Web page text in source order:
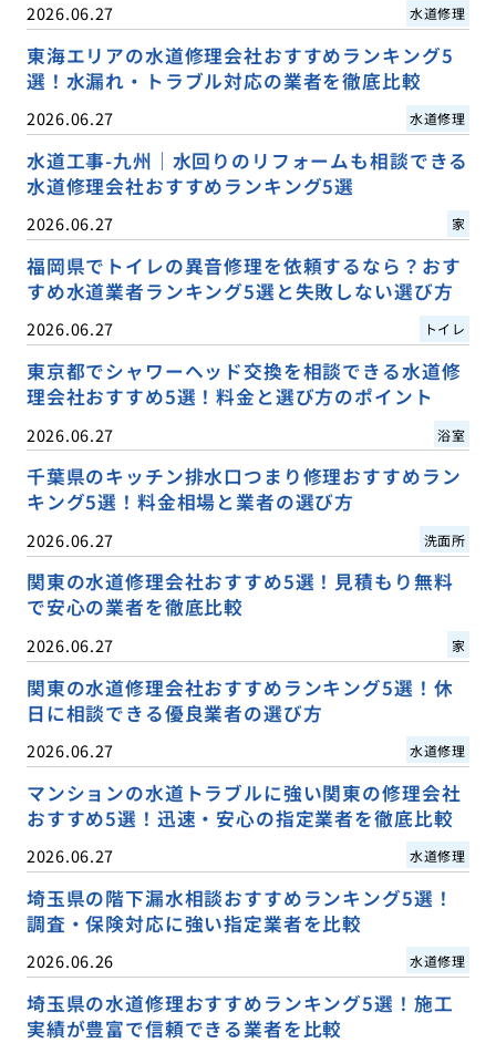
2026.06.27 水道修理
東海エリアの水道修理会社おすすめランキング5
選！水漏れ・トラブル対応の業者を徹底比較
2026.06.27 水道修理
水道工事-九州｜水回りのリフォームも相談できる
水道修理会社おすすめランキング5選
2026.06.27 家
福岡県でトイレの異音修理を依頼するなら？おす
すめ水道業者ランキング5選と失敗しない選び方
2026.06.27 トイレ
東京都でシャワーヘッド交換を相談できる水道修
理会社おすすめ5選！料金と選び方のポイント
2026.06.27 浴室
千葉県のキッチン排水口つまり修理おすすめラン
キング5選！料金相場と業者の選び方
2026.06.27 洗面所
関東の水道修理会社おすすめ5選！見積もり無料
で安心の業者を徹底比較
2026.06.27 家
関東の水道修理会社おすすめランキング5選！休
日に相談できる優良業者の選び方
2026.06.27 水道修理
マンションの水道トラブルに強い関東の修理会社
おすすめ5選！迅速・安心の指定業者を徹底比較
2026.06.27 水道修理
埼玉県の階下漏水相談おすすめランキング5選！
調査・保険対応に強い指定業者を比較
2026.06.26 水道修理
埼玉県の水道修理おすすめランキング5選！施工
実績が豊富で信頼できる業者を比較